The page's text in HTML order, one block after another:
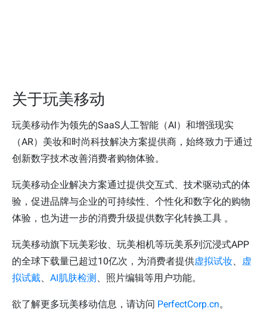
关于玩美移动
玩美移动作为领先的SaaS人工智能（AI）和增强现实
（AR）美妆和时尚科技解决方案提供商，始终致力于通过
创新数字技术改善消费者购物体验。
玩美移动企业解决方案通过提供交互式、技术驱动式的体
验，促进品牌与企业的可持续性、个性化和数字化的购物
体验，也为进一步的消费升级提供数字化转换工具 。
玩美移动旗下玩美彩妆、玩美相机等玩美系列沉浸式APP
的全球下载量已超过10亿次，为消费者提供虚拟试妆
虚
拟试戴
AI肌肤检测 、照片编辑等用户功能。
欲了解更多玩美移动信息，请访问 PerfectCorp.cn。